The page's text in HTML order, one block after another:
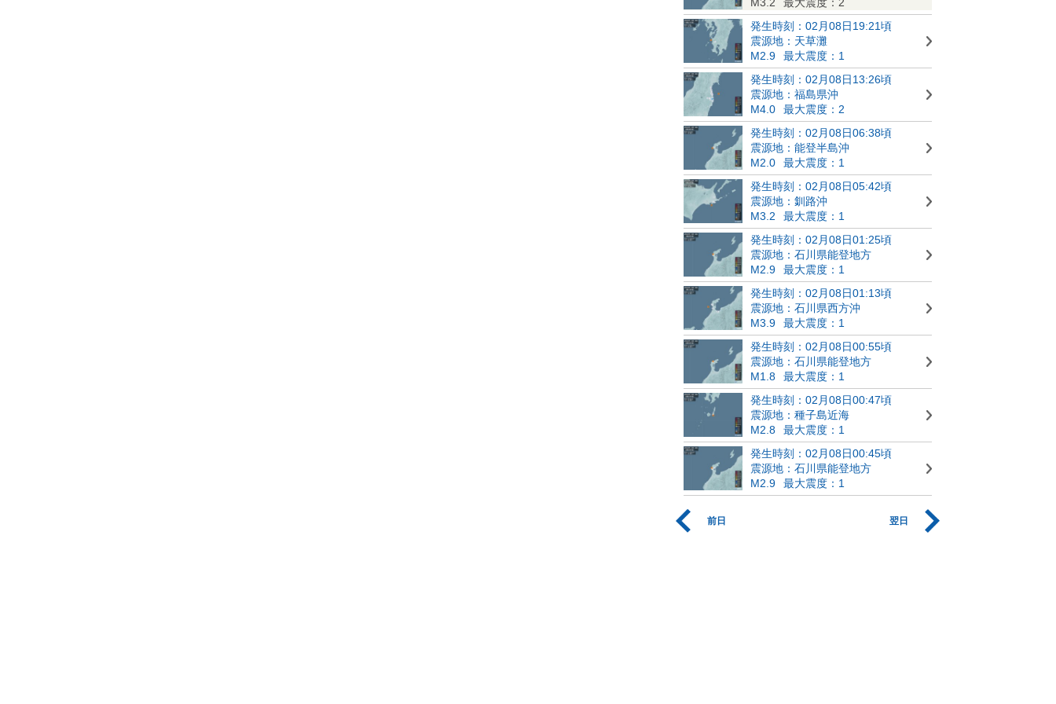
発生時刻：02月08日19:21頃
震源地：天草灘
M2.9
最大震度：1
発生時刻：02月08日13:26頃
震源地：福島県沖
M4.0
最大震度：2
発生時刻：02月08日06:38頃
震源地：能登半島沖
M2.0
最大震度：1
発生時刻：02月08日05:42頃
震源地：釧路沖
M3.2
最大震度：1
発生時刻：02月08日01:25頃
震源地：石川県能登地方
M2.9
最大震度：1
発生時刻：02月08日01:13頃
震源地：石川県西方沖
M3.9
最大震度：1
発生時刻：02月08日00:55頃
震源地：石川県能登地方
M1.8
最大震度：1
発生時刻：02月08日00:47頃
震源地：種子島近海
M2.8
最大震度：1
発生時刻：02月08日00:45頃
震源地：石川県能登地方
M2.9
最大震度：1
前日 翌日